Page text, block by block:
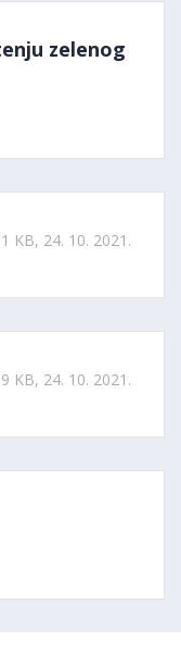
zelenog
KB, 24. 10. 2021.
KB, 24. 10. 2021.